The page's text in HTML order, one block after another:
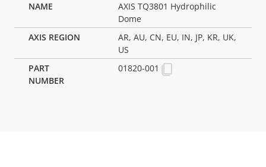
AXIS TQ3801 Hydrophilic
Dome
AR, AU, CN, EU, IN, JP, KR, UK,
US
01820-001